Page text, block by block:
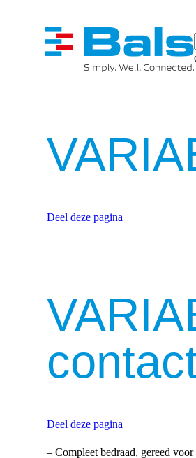
Deel deze pagina
Deel deze pagina
– Compleet bedraad, gereed voor